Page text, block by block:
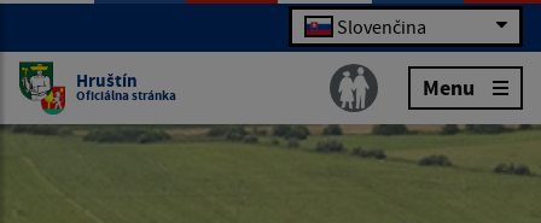
Slovenčina
Hruštín
Oficiálna stránka Menu